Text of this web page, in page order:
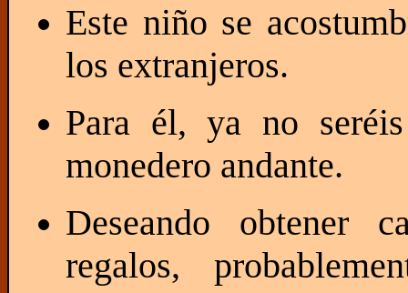
Este niño se
los extranjeros.
Para él, ya no
monedero andante.
Deseando obtener
regalos,